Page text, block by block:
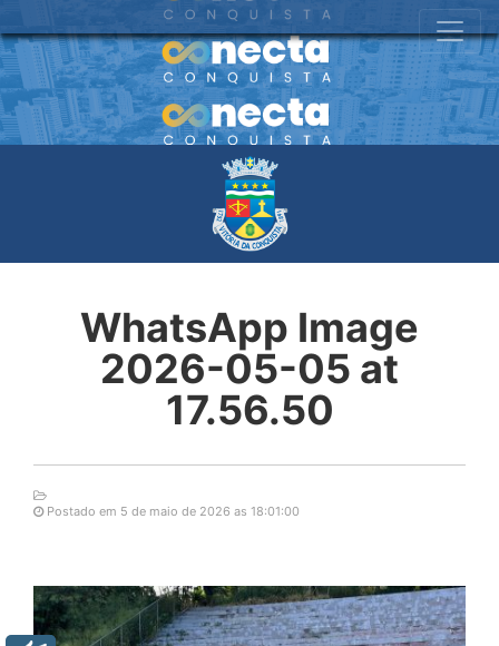
WhatsApp Image
2026-05-05 at
17.56.50
Postado em 5 de maio de 2026 as 18:01:00